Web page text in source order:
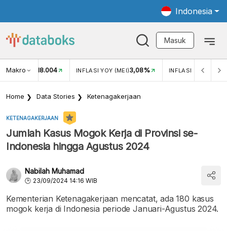
Indonesia
Masuk
Makro
USD/IDR 18.004 INFLASI YOY (MEI)3,08% INFLASI MOM (MEI)
Home Data Stories Ketenagakerjaan
KETENAGAKERJAAN
Jumlah Kasus Mogok Kerja di Provinsi se-
Indonesia hingga Agustus 2024
Nabilah Muhamad
23/09/2024 14:16 WIB
Kementerian Ketenagakerjaan mencatat, ada 180 kasus
mogok kerja di Indonesia periode Januari-Agustus 2024.